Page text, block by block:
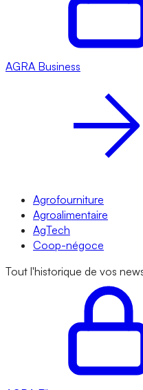
AGRA Business
Agrofourniture
Agroalimentaire
AgTech
Coop-négoce
Tout l'historique de vos